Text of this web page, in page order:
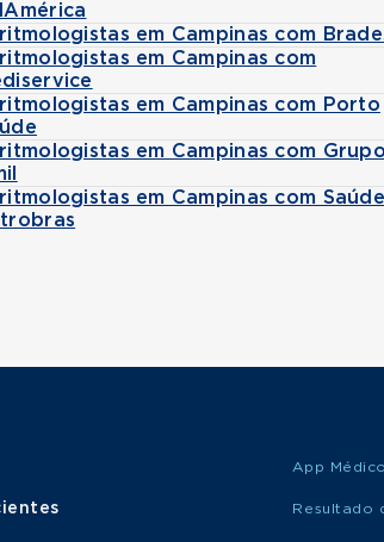
em Campinas com
em Campinas com
em Campinas com Porto
em Campinas com Grupo
em Campinas com Saúde
App
Resultado